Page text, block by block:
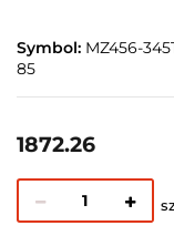
Symbol: MZ456-
85
1872.26